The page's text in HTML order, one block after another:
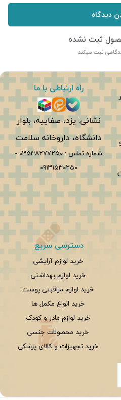
دیدگاه
ثبت نشده
ثبت میکند
راه ارتباطی با ما
نشانی: یزد، صفاییه، بلوار
دانشگاه، داروخانه سلامت
شماره تماس :0353۸۲۷۷۲۵۰ -
۰۹۱۳۱۵۳۰۲۵۰
دسترسی سریع
خرید لوازم آرایشی
خرید لوازم بهداشتی
خرید لوازم مراقبتی پوست
خرید انواع مکمل ها
خرید لوازم مادر و کودک
خرید محصولات جنسی
خرید تجهیزات و کالای پزشکی